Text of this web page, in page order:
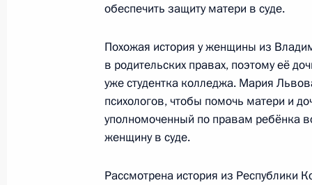
Мария Львова-Белова провела
Межведомственной рабочей
с детьми и профилактики
12 ноября 2025 года, 18:00
Мария Львова-Белова направила
обеспечить защиту матери в суде.
Похожая история у женщины из
в родительских правах, поэтому её
уже студентка колледжа. Мария
психологов, чтобы помочь матери и
уполномоченный по правам ребёнка
женщину в суде.
Рассмотрена история из Республики